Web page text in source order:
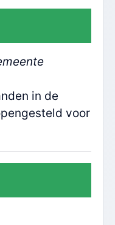
in de
voor